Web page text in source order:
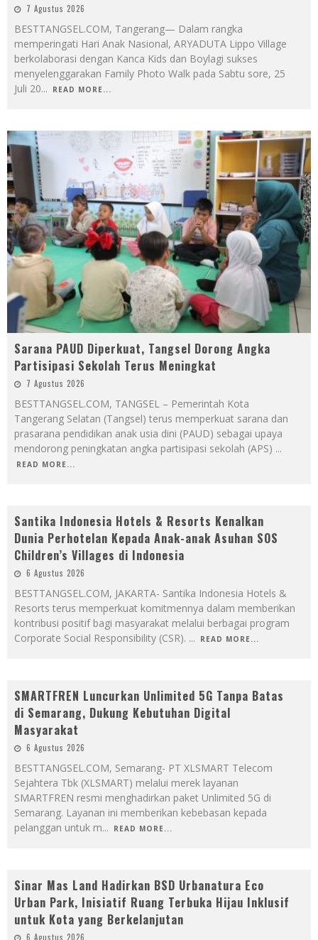
7 Agustus 2026
BESTTANGSEL.COM, Tangerang— Dalam rangka
memperingati Hari Anak Nasional, ARYADUTA Lippo Village
berkolaborasi dengan Kanca Kids dan Boylagi sukses
menyelenggarakan Family Photo Walk pada Sabtu sore, 25
Juli 20... READ MORE...
Sarana PAUD Diperkuat, Tangsel Dorong Angka
Partisipasi Sekolah Terus Meningkat
7 Agustus 2026
BESTTANGSEL.COM, TANGSEL – Pemerintah Kota
Tangerang Selatan (Tangsel) terus memperkuat sarana dan
prasarana pendidikan anak usia dini (PAUD) sebagai upaya
mendorong peningkatan angka partisipasi sekolah (APS) ...
READ MORE...
Santika Indonesia Hotels & Resorts Kenalkan
Dunia Perhotelan Kepada Anak-anak Asuhan SOS
Children’s Villages di Indonesia
6 Agustus 2026
BESTTANGSEL.COM, JAKARTA- Santika Indonesia Hotels &
Resorts terus memperkuat komitmennya dalam memberikan
kontribusi positif bagi masyarakat melalui berbagai program
Corporate Social Responsibility (CSR). ... READ MORE...
SMARTFREN Luncurkan Unlimited 5G Tanpa Batas
di Semarang, Dukung Kebutuhan Digital
Masyarakat
6 Agustus 2026
BESTTANGSEL.COM, Semarang- PT XLSMART Telecom
Sejahtera Tbk (XLSMART) melalui merek layanan
SMARTFREN resmi menghadirkan paket Unlimited 5G di
Semarang. Layanan ini memberikan kebebasan kepada
pelanggan untuk m... READ MORE...
Sinar Mas Land Hadirkan BSD Urbanatura Eco
Urban Park, Inisiatif Ruang Terbuka Hijau Inklusif
untuk Kota yang Berkelanjutan
6 Agustus 2026